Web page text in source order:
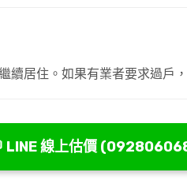
居住。如果有業者要求過戶
LINE 線上估價